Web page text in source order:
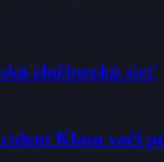
zločineckú sieť
Klasu voči